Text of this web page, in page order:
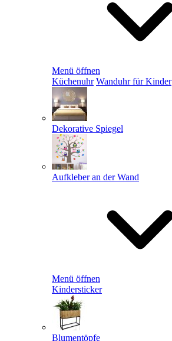
Menü öffnen
Küchenuhr Wanduhr für Kinder
Dekorative Spiegel
Aufkleber an der Wand
Menü öffnen
Kindersticker
Blumentöpfe